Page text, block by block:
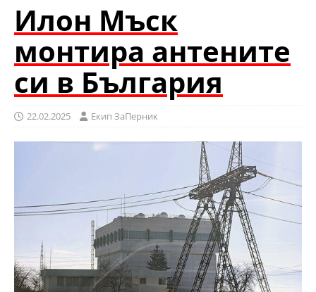
Илон Мъск
монтира антените
си в България
22.02.2025 Eкип ЗаПерник